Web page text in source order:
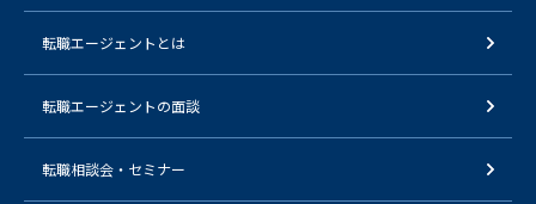
転職エージェントとは
転職エージェントの面談
転職相談会・セミナー